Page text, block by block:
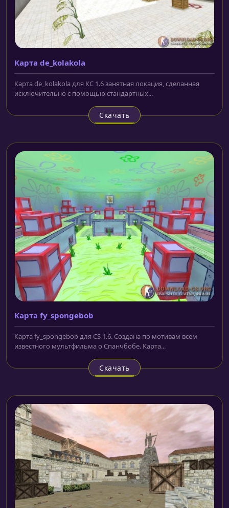
Карта de_kolakola
Карта de_kolakola для КС 1.6 занятная локация, сделанная
исключительно с помощью стандартных...
Скачать
Карта fy_spongebob
Карта fy_spongebob для CS 1.6. Создана по мотивам всем
известного мультфильма о Спанчбобе. Карта...
Скачать